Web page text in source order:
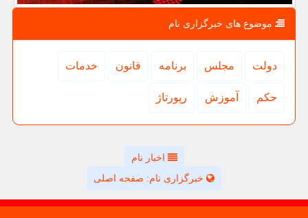
موضوع های خبرگزاری نام
دولت مجلس برنامه قانون خدمات
حكم آموزش رپورتاژ
اخبار نام
خبرگزاری نام: صفحه اصلی